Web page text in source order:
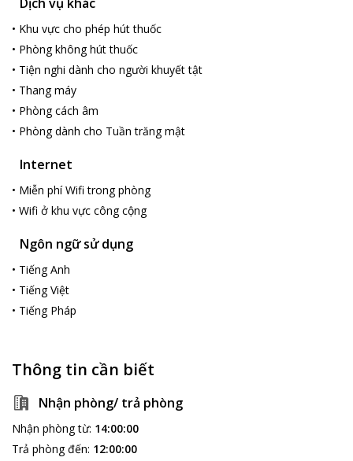
• Khu vực cho phép hút thuốc
• Phòng không hút thuốc
• Tiện nghi dành cho người khuyết tật
• Thang máy
• Phòng cách âm
• Phòng dành cho Tuần trăng mật
Internet
• Miễn phí Wifi trong phòng
• Wifi ở khu vực công cộng
Ngôn ngữ sử dụng
• Tiếng Anh
• Tiếng Việt
• Tiếng Pháp
Thông tin cần biết
Nhận phòng/ trả phòng
Nhận phòng từ: 14:00:00
Trả phòng đến: 12:00:00